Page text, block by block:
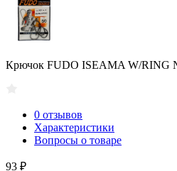
Крючок FUDO ISEAMA W/RING
0 отзывов
Характеристики
Вопросы о товаре
93 ₽